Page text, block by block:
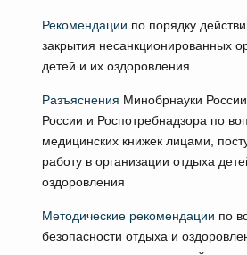
Рекомендации по порядку
закрытия несанкционированных
детей и их оздоровления
Разъяснения Минобрнауки
России и Роспотребнадзора по
медицинских книжек лицами,
работу в организации отдыха
оздоровления
Методические рекомендации по
безопасности отдыха и